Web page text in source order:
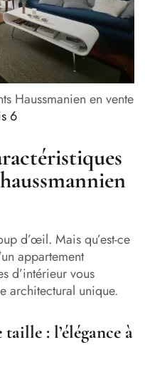
Haussmanien en vente
6
d’œil. Mais qu’est-ce
appartement
d’intérieur vous
architectural unique.
: l’élégance à